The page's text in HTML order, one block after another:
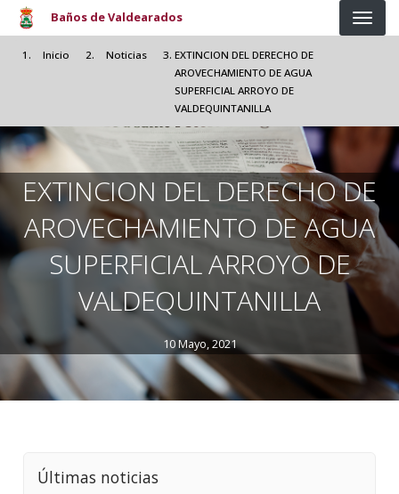
Pasar al contenido principal
Baños de Valdearados
Inicio Noticias
EXTINCION DEL DERECHO DE
AROVECHAMIENTO DE AGUA
SUPERFICIAL ARROYO DE
VALDEQUINTANILLA
EXTINCION DEL DERECHO DE
AROVECHAMIENTO DE AGUA
SUPERFICIAL ARROYO DE
VALDEQUINTANILLA
10 Mayo, 2021
Últimas noticias